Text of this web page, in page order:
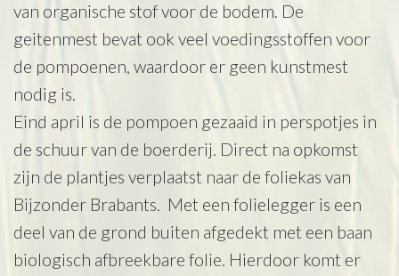
van organische stof voor de bodem. De
geitenmest bevat ook veel voedingsstoffen voor
de pompoenen, waardoor er geen kunstmest
nodig is.
Eind april is de pompoen gezaaid in perspotjes in
de schuur van de boerderij. Direct na opkomst
zijn de plantjes verplaatst naar de foliekas van
Bijzonder Brabants. Met een folielegger is een
deel van de grond buiten afgedekt met een baan
biologisch afbreekbare folie. Hierdoor komt er